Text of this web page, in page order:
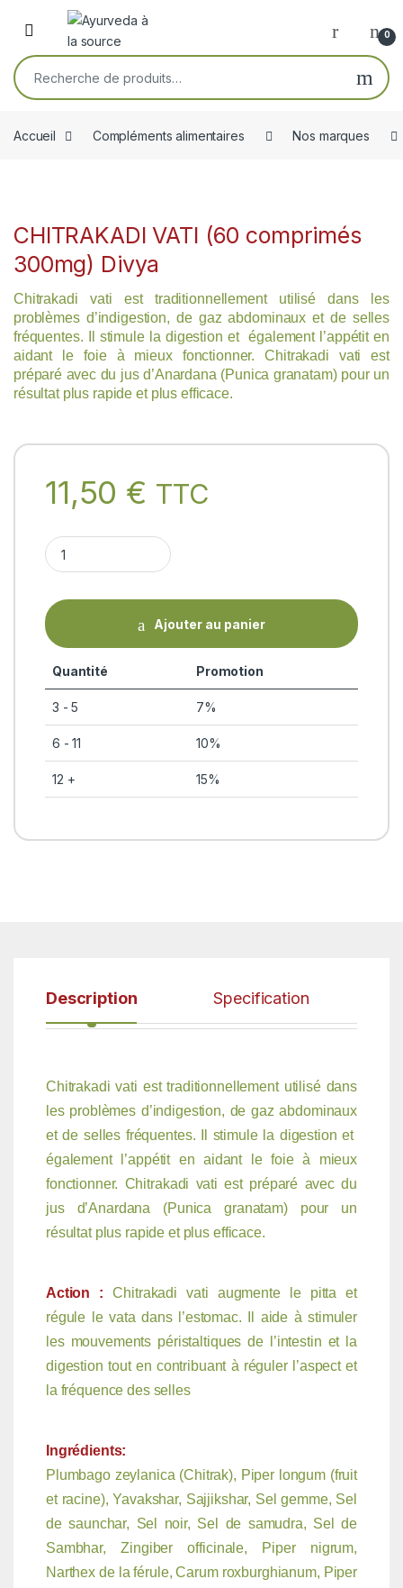
Skip to navigation
Skip to content
Open 0
Recherche pour :
Accueil Compléments alimentaires Nos marques
CHITRAKADI VATI (60 comprimés
300mg) Divya
Chitrakadi vati est traditionnellement utilisé dans les
problèmes d’indigestion, de gaz abdominaux et de selles
fréquentes. Il stimule la digestion et également l’appétit en
aidant le foie à mieux fonctionner. Chitrakadi vati est
préparé avec du jus d’Anardana (Punica granatam) pour un
résultat plus rapide et plus efficace.
11,50 € TTC
CHITRAKADI VATI (60 comprimés 300mg) Divya quantity
Ajouter au panier
Quantité Promotion
3 - 5 7%
6 - 11 10%
12 + 15%
Description Specification
Chitrakadi vati est traditionnellement utilisé dans
les problèmes d’indigestion, de gaz abdominaux
et de selles fréquentes. Il stimule la digestion et
également l’appétit en aidant le foie à mieux
fonctionner. Chitrakadi vati est préparé avec du
jus d’Anardana (Punica granatam) pour un
résultat plus rapide et plus efficace.
Action : Chitrakadi vati augmente le pitta et
régule le vata dans l’estomac. Il aide à stimuler
les mouvements péristaltiques de l’intestin et la
digestion tout en contribuant à réguler l’aspect et
la fréquence des selles
Ingrédients:
Plumbago zeylanica (Chitrak), Piper longum (fruit
et racine),Yavakshar, Sajjikshar, Sel gemme, Sel
de saunchar, Sel noir, Sel de samudra, Sel de
Sambhar,Zingiber officinale, Piper nigrum,
Narthex de la férule,Carum roxburghianum, Piper